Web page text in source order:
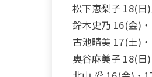
松下恵梨子 18(
鈴木史乃 16(金)
古池晴美 17(土)
奥谷麻美子 18(